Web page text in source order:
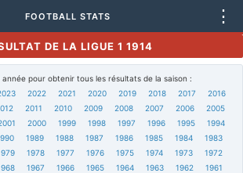
FOOTBALL STATS ⋮
DE LA LIGUE 1 1914
année pour obtenir tous les résultats de la saison :
2022 2021 2020 2019 2018 2017
2016
2011 2010 2009 2008 2007 2006
2005
2000 1999 1998 1997 1996 1995
1994
1989 1988 1987 1986 1985 1984
1983
1978 1977 1976 1975 1974 1973
1972
1967 1966 1965 1964 1963 1962
1961